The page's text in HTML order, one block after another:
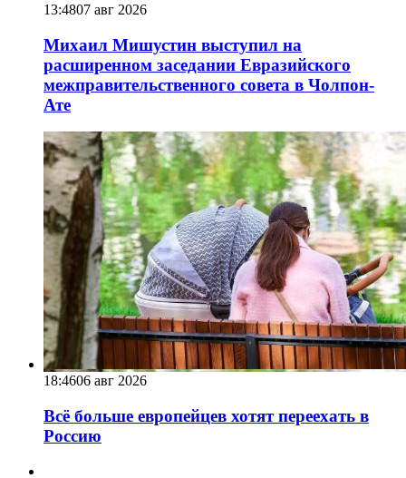
13:4807 авг 2026
Михаил Мишустин выступил на
расширенном заседании Евразийского
межправительственного совета в Чолпон-
Ате
18:4606 авг 2026
Всё больше европейцев хотят переехать в
Россию